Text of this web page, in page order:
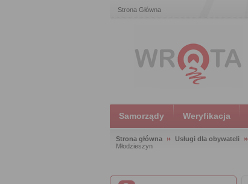
Strona Główna
Samorządy Weryfikacja
Strona główna Usługi dla obywateli
Młodzieszyn